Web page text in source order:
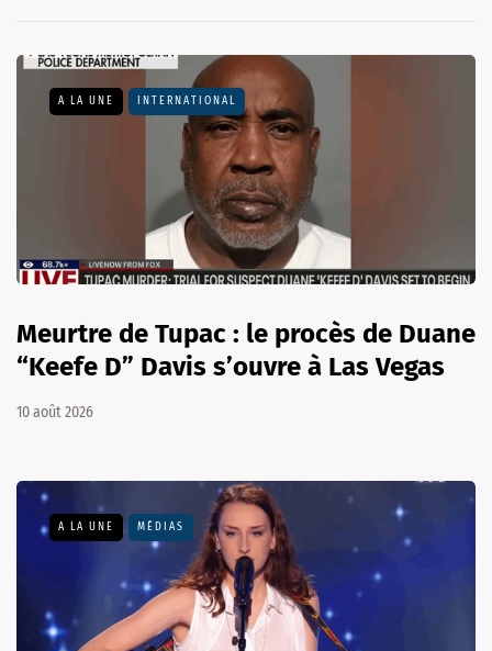
A LA UNE INTERNATIONAL
Meurtre de Tupac : le procès de Duane
“Keefe D” Davis s’ouvre à Las Vegas
10 août 2026
A LA UNE MÉDIAS